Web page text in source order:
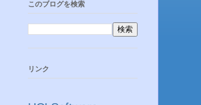
このブログを検索
リンク